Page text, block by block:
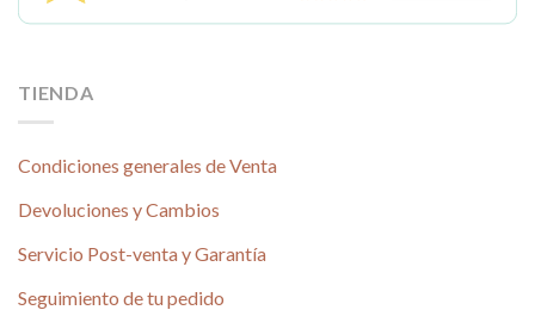
TIENDA
Condiciones generales de Venta
Devoluciones y Cambios
Servicio Post-venta y Garantía
Seguimiento de tu pedido